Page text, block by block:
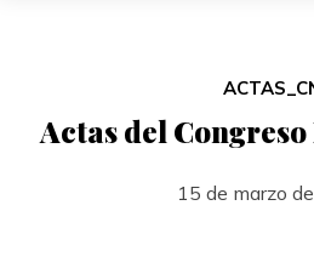
Actas del
15 de marzo